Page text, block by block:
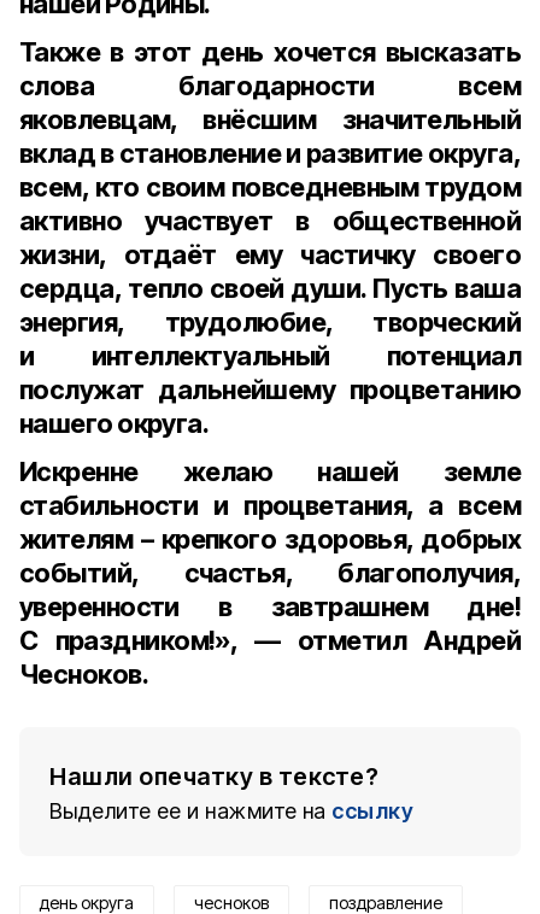
Также в этот день хочется высказать
слова благодарности всем
яковлевцам, внёсшим значительный
вклад в становление и развитие округа,
всем, кто своим повседневным трудом
активно участвует в общественной
жизни, отдаёт ему частичку своего
сердца, тепло своей души. Пусть ваша
энергия, трудолюбие, творческий
и интеллектуальный потенциал
послужат дальнейшему процветанию
нашего округа.
Искренне желаю нашей земле
стабильности и процветания, а всем
жителям – крепкого здоровья, добрых
событий, счастья, благополучия,
уверенности в завтрашнем дне!
С праздником!», — отметил Андрей
Чесноков.
Нашли опечатку в тексте?
Выделите ее и нажмите на ссылку
день округа чесноков поздравление